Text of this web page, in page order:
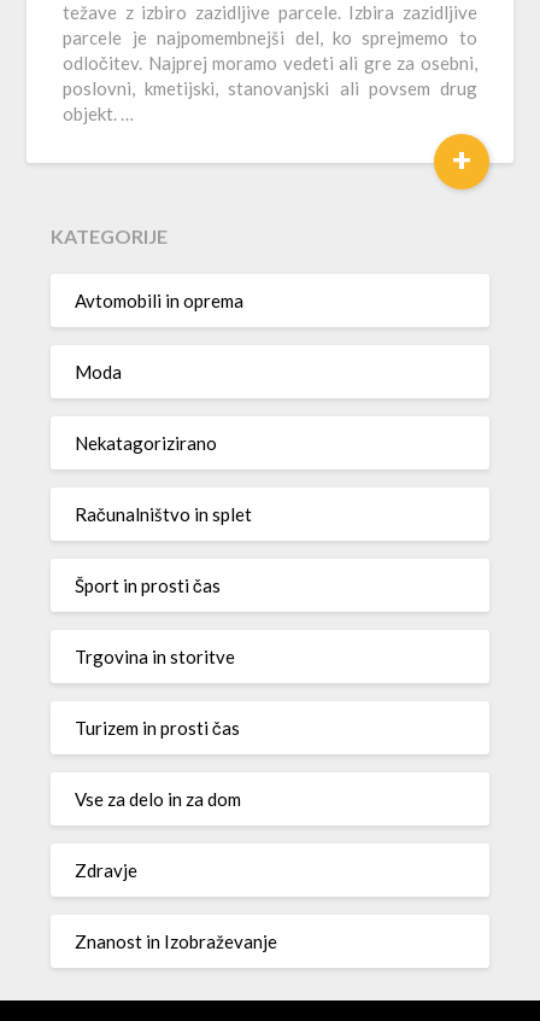
težave z izbiro zazidljive parcele. Izbira zazidljive
parcele je najpomembnejši del, ko sprejmemo to
odločitev. Najprej moramo vedeti ali gre za osebni,
poslovni, kmetijski, stanovanjski ali povsem drug
objekt. …
+
KATEGORIJE
Avtomobili in oprema
Moda
Nekatagorizirano
Računalništvo in splet
Šport in prosti čas
Trgovina in storitve
Turizem in prosti čas
Vse za delo in za dom
Zdravje
Znanost in Izobraževanje